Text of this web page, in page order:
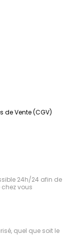
de Vente (CGV)
24h/24 afin de
vous
quel que soit le